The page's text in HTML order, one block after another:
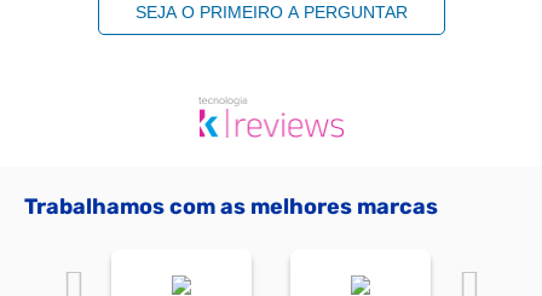
SEJA O PRIMEIRO A PERGUNTAR
Trabalhamos com as melhores marcas